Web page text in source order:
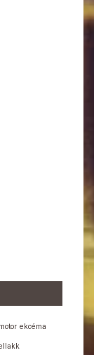
ekcéma